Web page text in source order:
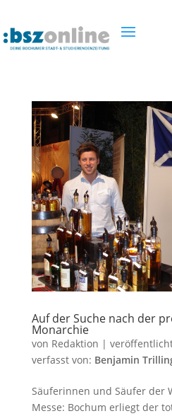
Auf der Suche nach der
Monarchie
von Redaktion |
verfasst von: Benjamin
Säuferinnen und Säufer der
Messe: Bochum erliegt der